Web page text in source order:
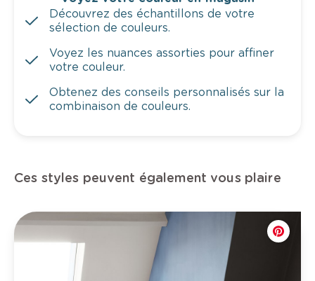
Découvrez des échantillons de votre
sélection de couleurs.
Voyez les nuances assorties pour affiner
votre couleur.
Obtenez des conseils personnalisés sur la
combinaison de couleurs.
Ces styles peuvent également vous plaire